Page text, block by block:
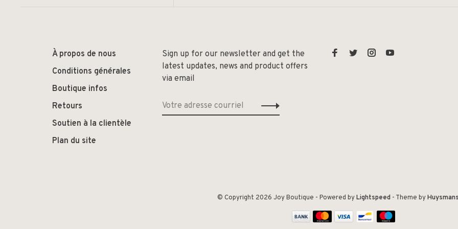
À propos de nous
Conditions générales
Boutique infos
Retours
Soutien à la clientèle
Plan du site
Sign up for our newsletter and get the
latest updates, news and product offers
via email
© Copyright 2026 Joy Boutique - Powered byLightspeed- Theme by